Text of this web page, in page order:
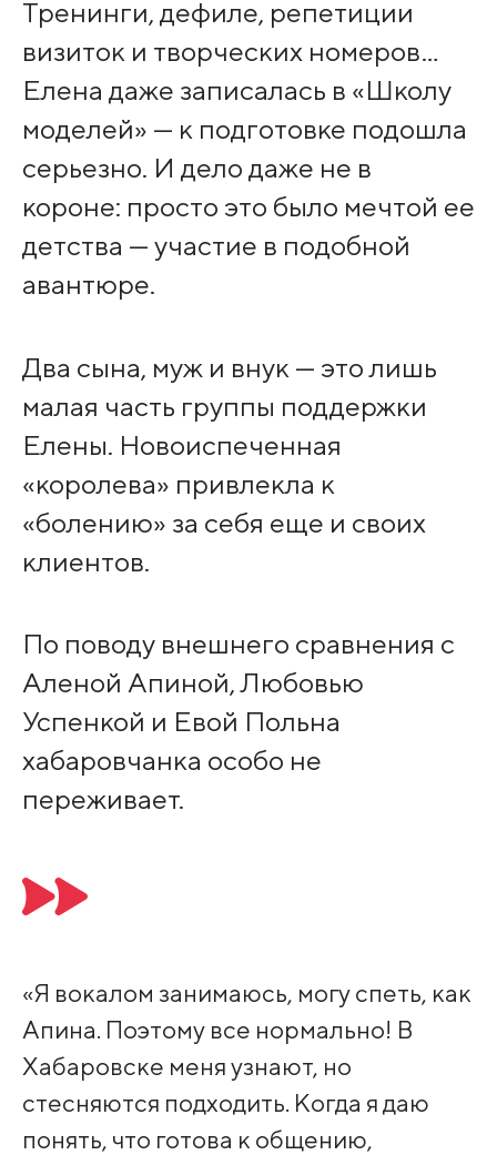
Тренинги, дефиле, репетиции
визиток и творческих номеров…
Елена даже записалась в «Школу
моделей» — к подготовке подошла
серьезно. И дело даже не в
короне: просто это было мечтой ее
детства — участие в подобной
авантюре.
Два сына, муж и внук — это лишь
малая часть группы поддержки
Елены. Новоиспеченная
«королева» привлекла к
«болению» за себя еще и своих
клиентов.
По поводу внешнего сравнения с
Аленой Апиной, Любовью
Успенкой и Евой Польна
хабаровчанка особо не
переживает.
«Я вокалом занимаюсь, могу спеть, как
Апина. Поэтому все нормально! В
Хабаровске меня узнают, но
стесняются подходить. Когда я даю
понять, что готова к общению,